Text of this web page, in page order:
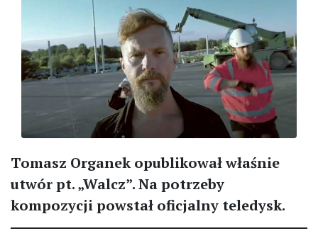
Tomasz Organek opublikował właśnie
utwór pt. „Walcz”. Na potrzeby
kompozycji powstał oficjalny teledysk.